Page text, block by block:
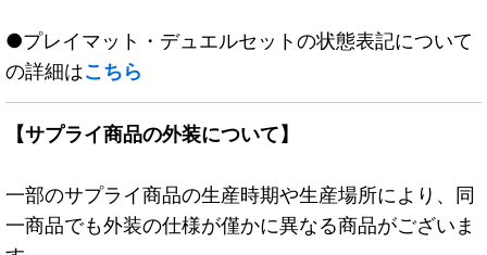
●プレイマット・デュエルセットの状態表記について
の詳細はこちら
【サプライ商品の外装について】
一部のサプライ商品の生産時期や生産場所により、同
一商品でも外装の仕様が僅かに異なる商品がございま